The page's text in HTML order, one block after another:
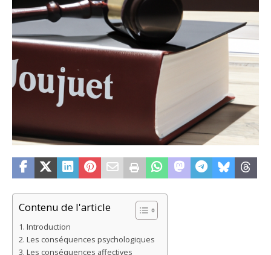
Contenu de l'article
Introduction
Les conséquences psychologiques
Les conséquences affectives